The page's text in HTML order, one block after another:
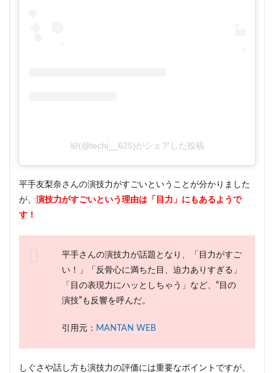
🛀(@techi__625)がシェアした投稿
平手友梨奈さんの演技力がすごいということが分かりました
が、 演技力がすごいという理由は「目力」にもあるようで
す！
平手さんの演技力が話題となり、「目力がすご
い！」「反骨心に満ちた目、迫力ありすぎる」
「目の表現力にハッとしちゃう」など、“目の
演技”も反響を呼んだ。
引用元： MANTAN WEB
しぐさや話し方も演技力の評価には重要なポイントですが、